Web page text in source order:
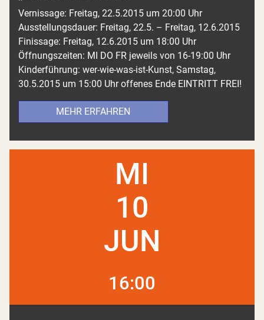
Vernissage: Freitag, 22.5.2015 um 20:00 Uhr
Ausstellungsdauer: Freitag, 22.5. – Freitag, 12.6.2015
Finissage: Freitag, 12.6.2015 um 18:00 Uhr
Öffnungszeiten: MI DO FR jeweils von 16-19:00 Uhr
Kinderführung: wer-wie-was-ist-Kunst, Samstag,
30.5.2015 um 15:00 Uhr offenes Ende EINTRITT FREI!
MEHR ERFAHREN
MI
10
JUN
16:00